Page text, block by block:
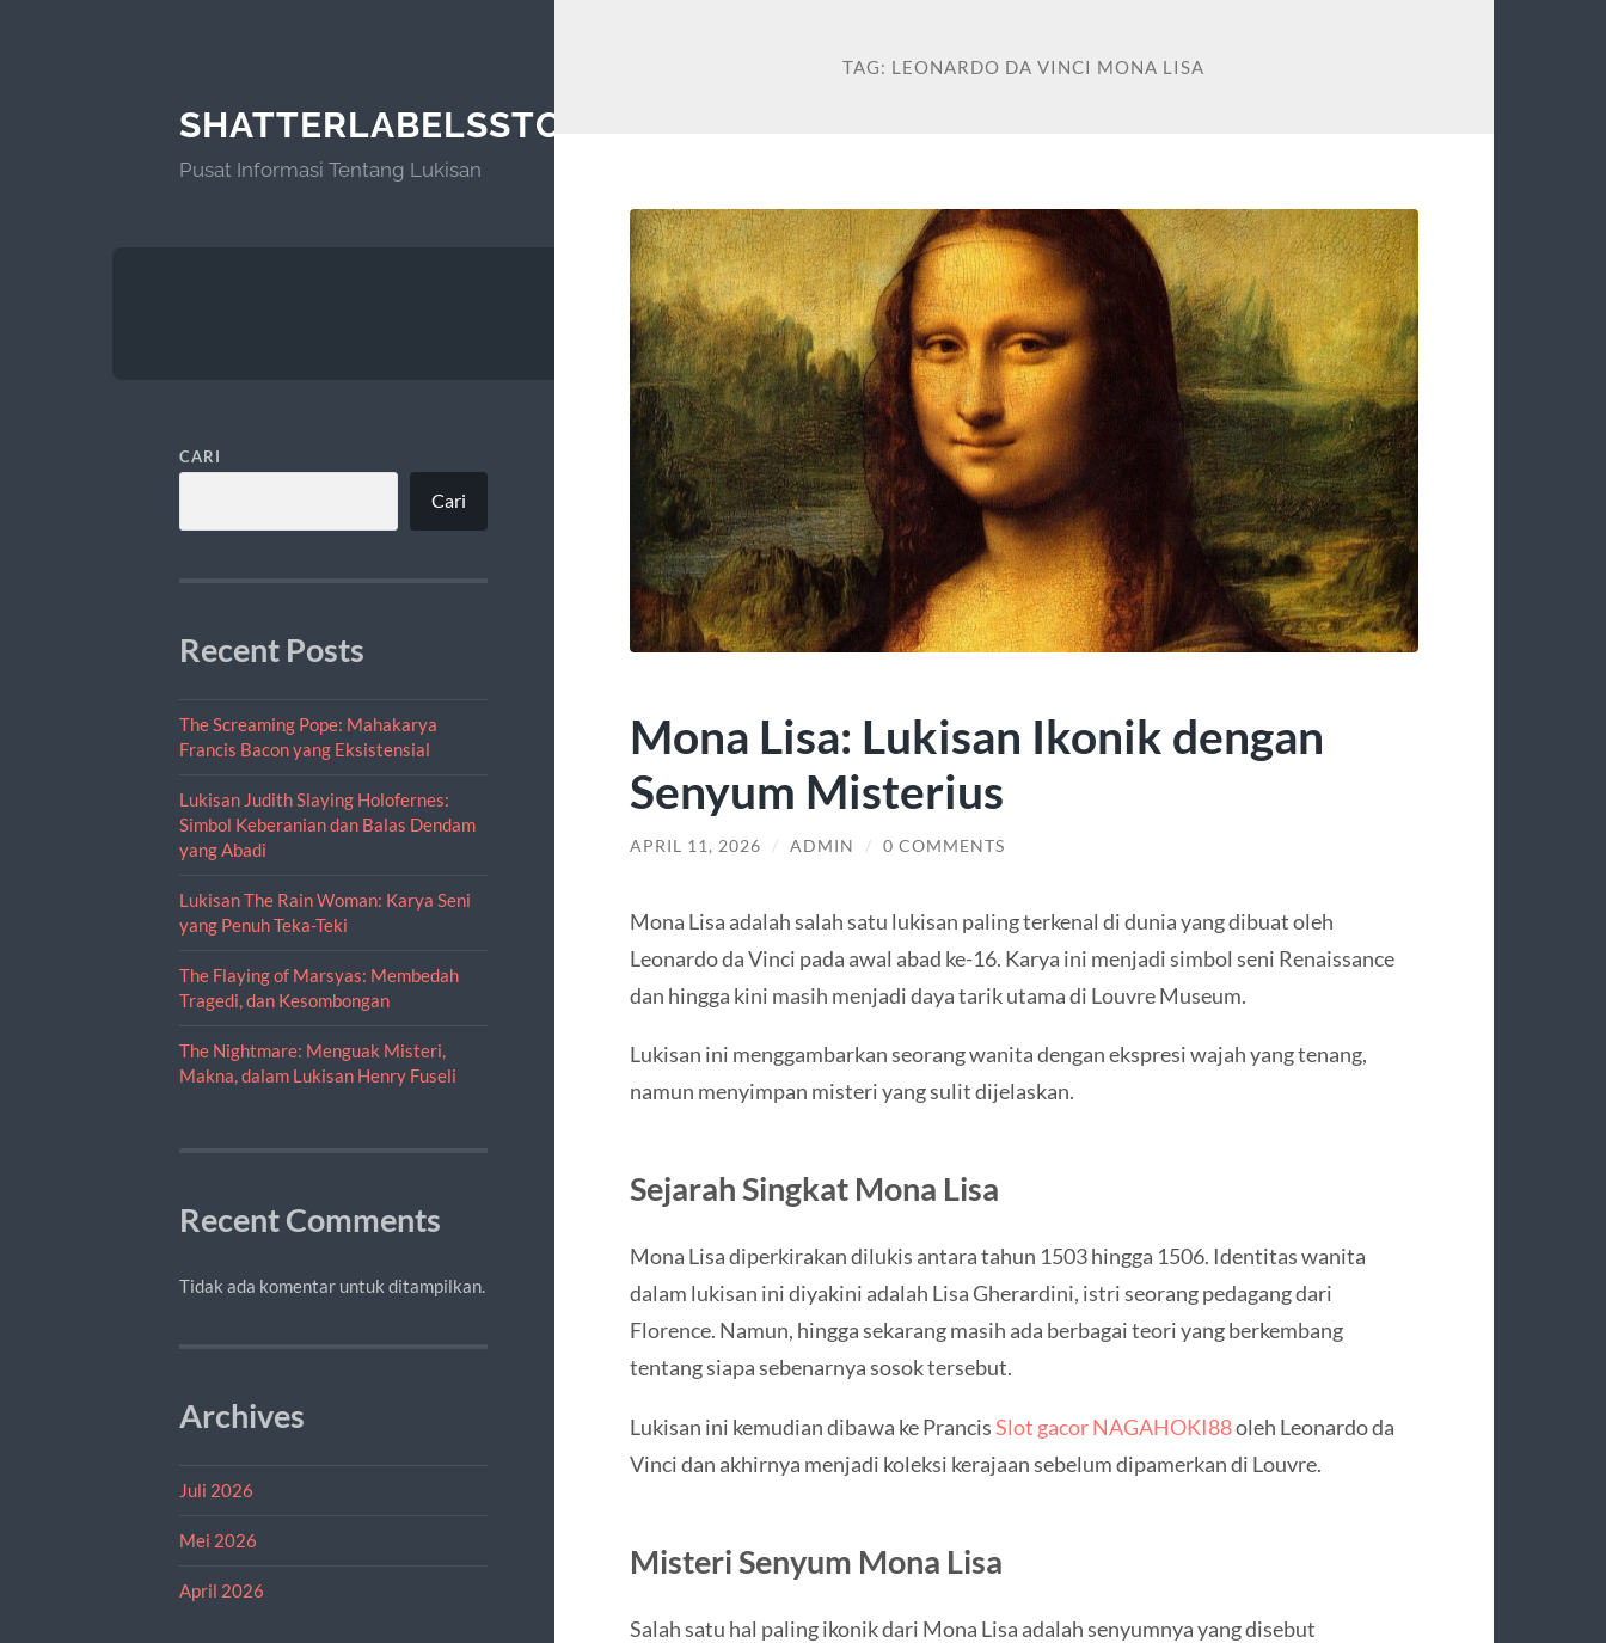
SHATTERLABELSSTORE
Pusat Informasi Tentang Lukisan
CARI
Cari
Recent Posts
The Screaming Pope: Mahakarya
Francis Bacon yang Eksistensial
Lukisan Judith Slaying Holofernes:
Simbol Keberanian dan Balas Dendam
yang Abadi
Lukisan The Rain Woman: Karya Seni
yang Penuh Teka-Teki
The Flaying of Marsyas: Membedah
Tragedi, dan Kesombongan
The Nightmare: Menguak Misteri,
Makna, dalam Lukisan Henry Fuseli
Recent Comments
Tidak ada komentar untuk ditampilkan.
Archives
Juli 2026
Mei 2026
April 2026
TAG: LEONARDO DA VINCI MONA LISA
Mona Lisa: Lukisan Ikonik dengan
Senyum Misterius
APRIL 11, 2026 / ADMIN / 0 COMMENTS
Mona Lisa adalah salah satu lukisan paling terkenal di dunia yang dibuat oleh
Leonardo da Vinci pada awal abad ke-16. Karya ini menjadi simbol seni Renaissance
dan hingga kini masih menjadi daya tarik utama di Louvre Museum.
Lukisan ini menggambarkan seorang wanita dengan ekspresi wajah yang tenang,
namun menyimpan misteri yang sulit dijelaskan.
Sejarah Singkat Mona Lisa
Mona Lisa diperkirakan dilukis antara tahun 1503 hingga 1506. Identitas wanita
dalam lukisan ini diyakini adalah Lisa Gherardini, istri seorang pedagang dari
Florence. Namun, hingga sekarang masih ada berbagai teori yang berkembang
tentang siapa sebenarnya sosok tersebut.
Lukisan ini kemudian dibawa ke PrancisSlot gacor NAGAHOKI88oleh Leonardo da
Vinci dan akhirnya menjadi koleksi kerajaan sebelum dipamerkan di Louvre.
Misteri Senyum Mona Lisa
Salah satu hal paling ikonik dari Mona Lisa adalah senyumnya yang disebut